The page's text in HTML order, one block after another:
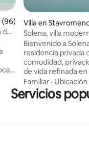
promedio: 4.96 de 5,
(96)
de
de
Villa en
Solena, villa
cerca de la playa
Bienvenido a
residencia privada
comodidad,
de vida refinada
tranquila pero
de Rétino, Creta.
entre los dos
Familiar · Ubicación
Servicios